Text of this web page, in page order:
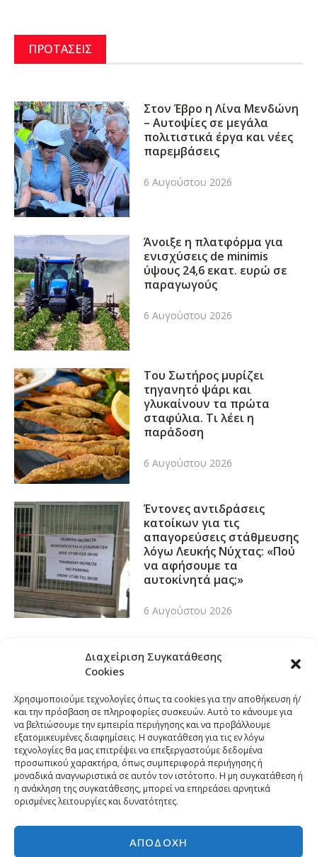
Διαχείριση Συγκατάθεσης
Cookies
Χρησιμοποιούμε τεχνολογίες όπως τα cookies για την αποθήκευση ή/
και την πρόσβαση σε πληροφορίες συσκευών. Αυτό το κάνουμε για
να βελτιώσουμε την εμπειρία περιήγησης και να προβάλλουμε
εξατομικευμένες διαφημίσεις. Η συγκατάθεση για τις εν λόγω
τεχνολογίες θα μας επιτρέψει να επεξεργαστούμε δεδομένα
προσωπικού χαρακτήρα, όπως συμπεριφορά περιήγησης ή
μοναδικά αναγνωριστικά σε αυτόν τον ιστότοπο. Η μη συγκατάθεση ή
η ανάκληση της συγκατάθεσης, μπορεί να επηρεάσει αρνητικά
ορισμένες λειτουργίες και δυνατότητες.
ΑΠΟΔΟΧΉ
ΠΡΟΤΑΣΕΙΣ
Στον Έβρο η Λίνα Μενδώνη
– Αυτοψίες σε μεγάλα
πολιτιστικά έργα και νέες
παρεμβάσεις
6 Αυγούστου 2026
Άνοιξε η πλατφόρμα για
ενισχύσεις de minimis
ύψους 24,6 εκατ. ευρώ σε
παραγωγούς
6 Αυγούστου 2026
Του Σωτήρος μυρίζει
τηγανητό ψάρι και
γλυκαίνουν τα πρώτα
σταφύλια. Τι λέει η
παράδοση
6 Αυγούστου 2026
Έντονες αντιδράσεις
κατοίκων για τις
απαγορεύσεις στάθμευσης
λόγω Λευκής Νύχτας: «Πού
να αφήσουμε τα
αυτοκίνητά μας;»
6 Αυγούστου 2026